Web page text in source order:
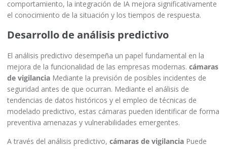
comportamiento, la integración de IA mejora significativamente
el conocimiento de la situación y los tiempos de respuesta.
Desarrollo de análisis predictivo
El análisis predictivo desempeña un papel fundamental en la
mejora de la funcionalidad de las empresas modernas. cámaras
de vigilancia Mediante la previsión de posibles incidentes de
seguridad antes de que ocurran. Mediante el análisis de
tendencias de datos históricos y el empleo de técnicas de
modelado predictivo, estas cámaras pueden identificar de forma
preventiva amenazas y vulnerabilidades emergentes.
A través del análisis predictivo, cámaras de vigilancia Puede